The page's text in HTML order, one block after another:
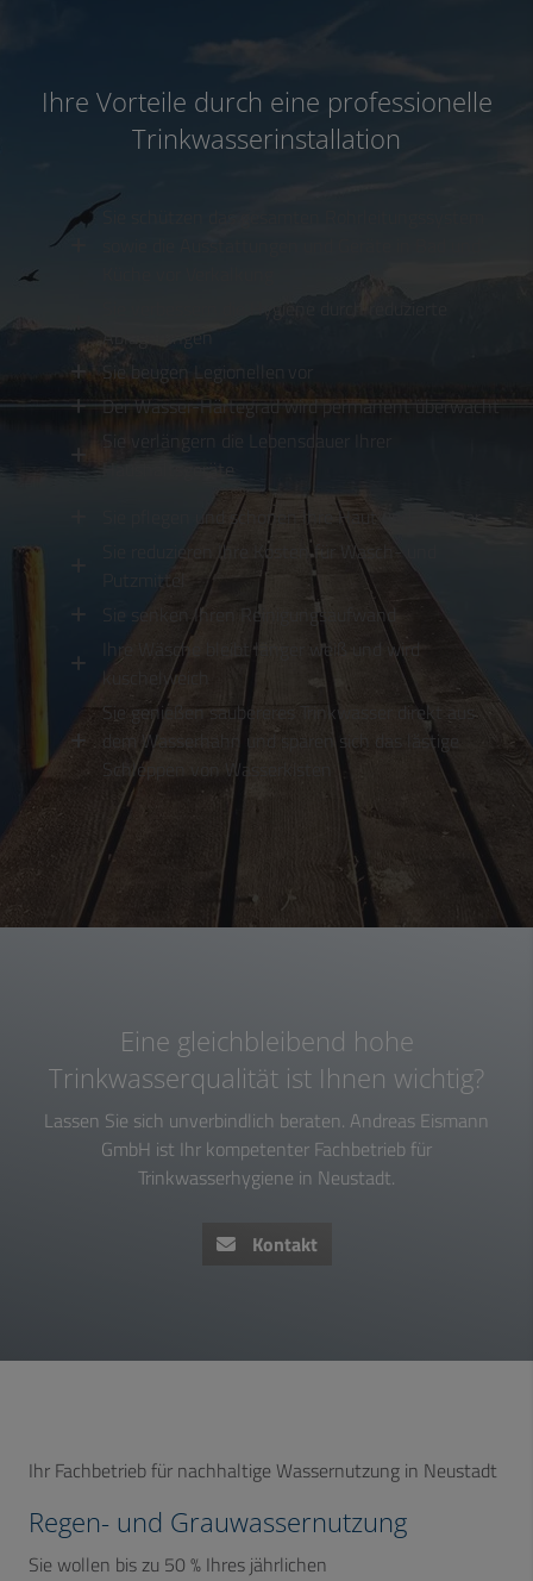
Ihre Vorteile durch eine professionelle
Trinkwasserinstallation
Ablagerungen
Sie beugen Legionellen vor
Der Wasser-Härtegrad wird permanent überwacht
Sie verlängern die Lebensdauer Ihrer
Haushaltsgeräte
Sie pflegen und schonen Ihre Haut und Ihr Haar
Sie reduzieren Ihre Kosten für Wasch- und
Sie senken Ihren Reinigungsaufwand
Ihre Wäsche bleibt länger weiß und wird
kuschelweich
Sie genießen saubereres Trinkwasser direkt aus
dem Wasserhahn und sparen sich das lästige
Schleppen von Wasserkisten
Eine gleichbleibend hohe
Trinkwasserqualität ist Ihnen wichtig?
Lassen Sie sich unverbindlich beraten. Andreas Eismann
GmbH ist Ihr kompetenter Fachbetrieb für
Trinkwasserhygiene in Neustadt.
Kontakt
Ihr Fachbetrieb für nachhaltige Wassernutzung in Neustadt
Regen- und Grauwassernutzung
Sie wollen bis zu 50 % Ihres jährlichen